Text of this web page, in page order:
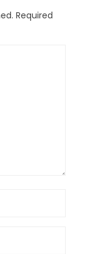
Required